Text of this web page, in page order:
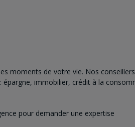
moments de votre vie. Nos
épargne, immobilier, crédit à la
pour demander une expertise